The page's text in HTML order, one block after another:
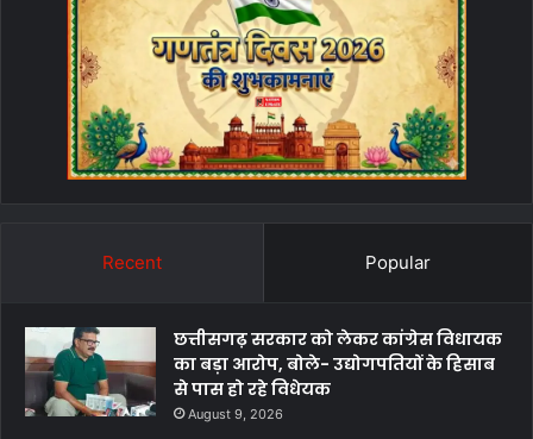
Recent Popular
छत्तीसगढ़ सरकार को लेकर कांग्रेस विधायक
का बड़ा आरोप, बोले- उद्योगपतियों के हिसाब
से पास हो रहे विधेयक
August 9, 2026